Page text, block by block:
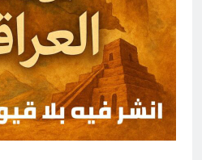
تفكيك شلل الطاقة:
لأزمة